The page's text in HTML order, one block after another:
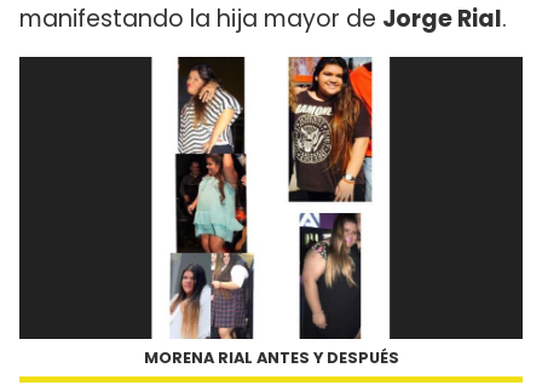
manifestando la hija mayor de Jorge Rial.
MORENA RIAL ANTES Y DESPUÉS